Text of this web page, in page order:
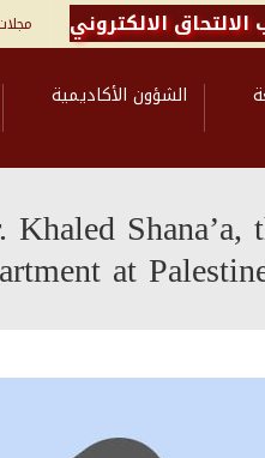
الالكتروني
الشؤون الأكاديمية
Shana’a,
at